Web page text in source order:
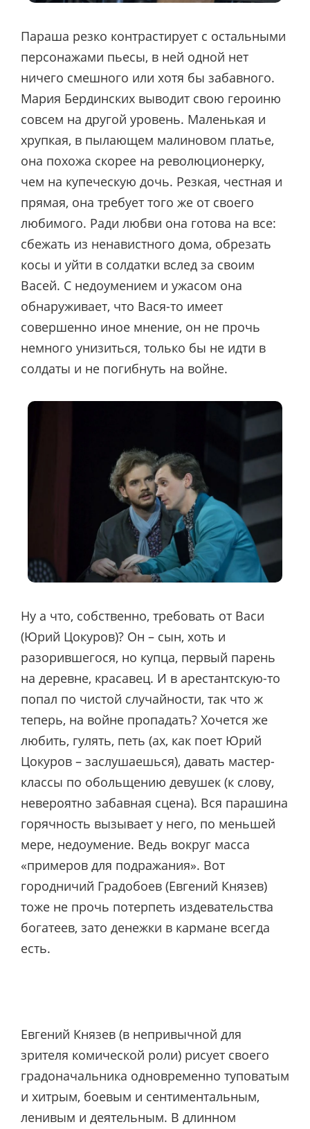
Параша резко контрастирует с остальными
персонажами пьесы, в ней одной нет
ничего смешного или хотя бы забавного.
Мария Бердинских выводит свою героиню
совсем на другой уровень. Маленькая и
хрупкая, в пылающем малиновом платье,
она похожа скорее на революционерку,
чем на купеческую дочь. Резкая, честная и
прямая, она требует того же от своего
любимого. Ради любви она готова на все:
сбежать из ненавистного дома, обрезать
косы и уйти в солдатки вслед за своим
Васей. С недоумением и ужасом она
обнаруживает, что Вася-то имеет
совершенно иное мнение, он не прочь
немного унизиться, только бы не идти в
солдаты и не погибнуть на войне.
Ну а что, собственно, требовать от Васи
(Юрий Цокуров)? Он – сын, хоть и
разорившегося, но купца, первый парень
на деревне, красавец. И в арестантскую-то
попал по чистой случайности, так что ж
теперь, на войне пропадать? Хочется же
любить, гулять, петь (ах, как поет Юрий
Цокуров – заслушаешься), давать мастер-
классы по обольщению девушек (к слову,
невероятно забавная сцена). Вся парашина
горячность вызывает у него, по меньшей
мере, недоумение. Ведь вокруг масса
«примеров для подражания». Вот
городничий Градобоев (Евгений Князев)
тоже не прочь потерпеть издевательства
богатеев, зато денежки в кармане всегда
есть.
Евгений Князев (в непривычной для
зрителя комической роли) рисует своего
градоначальника одновременно туповатым
и хитрым, боевым и сентиментальным,
ленивым и деятельным. В длинном